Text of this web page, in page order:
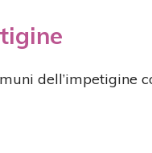
dell’impetigine